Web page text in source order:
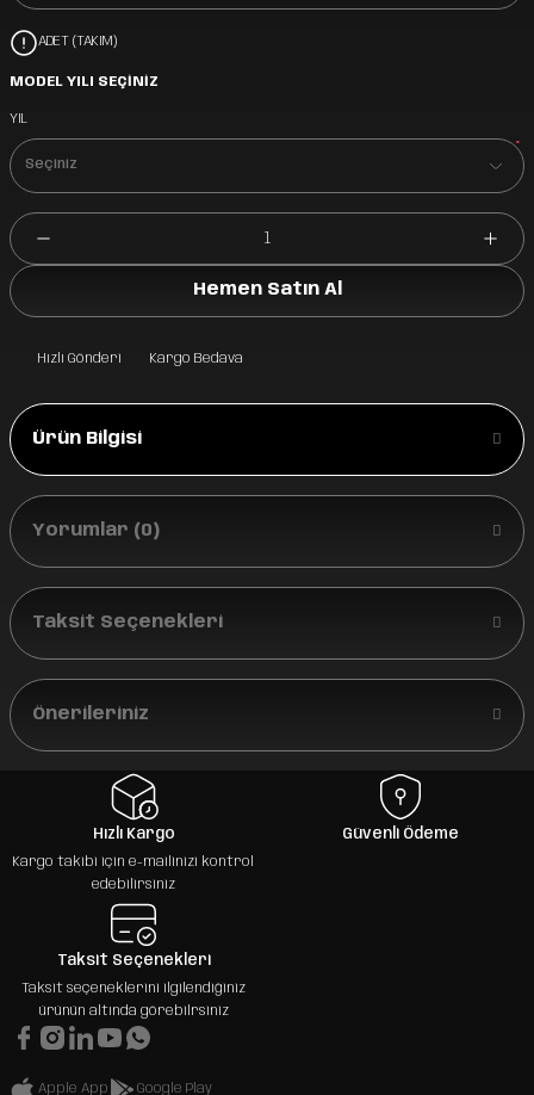
ADET (TAKIM)
MODEL YILI SEÇİNİZ
YIL
*
Hemen Satın Al
Hızlı Gönderi Kargo Bedava
Ürün Bilgisi
Yorumlar (0)
Taksit Seçenekleri
Önerileriniz
Hızlı Kargo
Kargo takibi için e-mailinizi kontrol
edebilirsiniz
Güvenli Ödeme
Taksit Seçenekleri
Taksit seçeneklerini ilgilendiğiniz
ürünün altında görebilrsiniz
Apple App Google Play